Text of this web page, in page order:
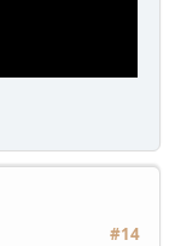
#14